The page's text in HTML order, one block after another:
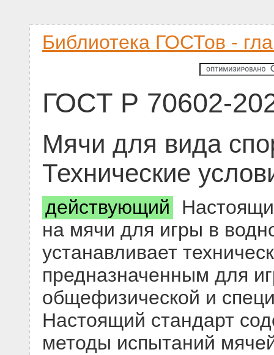
Библиотека ГОСТов -
ГОСТ Р 70602-
Мячи для вида
Технические
действующий
на мячи для игры в
устанавливает
предназначенным для
общефизической и
Настоящий стандарт
методы испытаний